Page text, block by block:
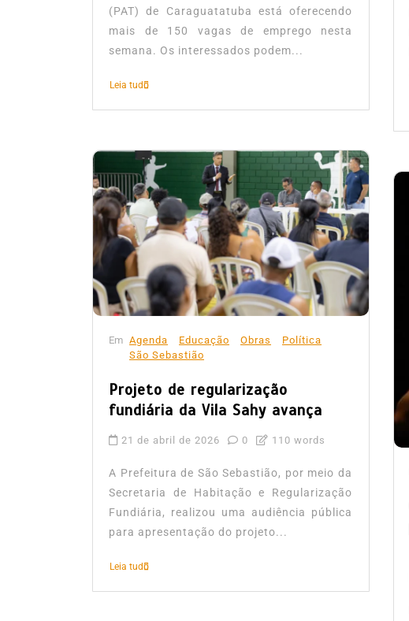
(PAT) de Caraguatatuba está oferecendo
mais de 150 vagas de emprego nesta
semana. Os interessados podem...
Leia tudo
Em Agenda Educação Obras
Política
São Sebastião
Projeto de regularização
fundiária da Vila Sahy avança
21 de abril de 2026 0 110 words
A Prefeitura de São Sebastião, por meio da
Secretaria de Habitação e Regularização
Fundiária, realizou uma audiência pública
para apresentação do projeto...
Leia tudo